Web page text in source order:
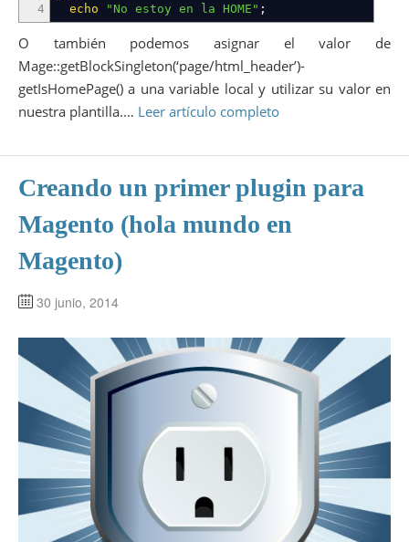
4
echo
"No estoy en la HOME" ;
O también podemos asignar el valor de
Mage::getBlockSingleton(‘page/html_header’)-
getIsHomePage() a una variable local y utilizar su valor en
nuestra plantilla.… Leer artículo completo
Creando un primer plugin para
Magento (hola mundo en
Magento)
30 junio, 2014